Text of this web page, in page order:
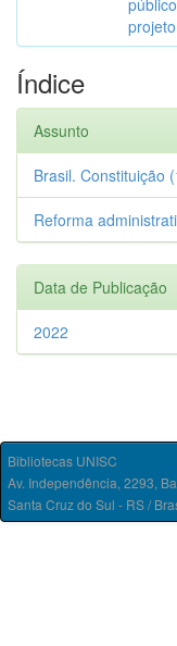
Índice
Assunto
Brasil. Constituição
Reforma
Data de Publicação
2022
Bibliotecas UNISC
Av. Independência, 2293,
Santa Cruz do Sul - RS /